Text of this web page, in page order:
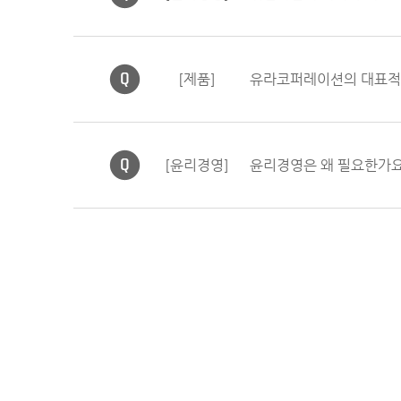
[제품] 유라코퍼레이션의 대표
[윤리경영] 윤리경영은 왜 필요한가